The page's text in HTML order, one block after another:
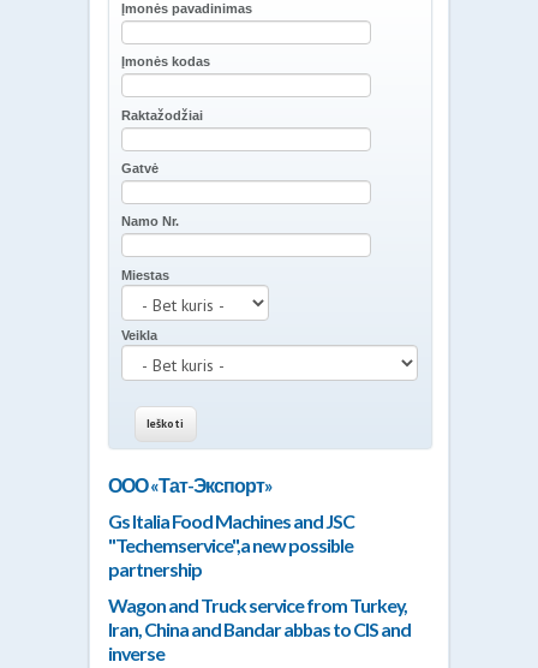
Įmonės pavadinimas
Įmonės kodas
Raktažodžiai
Gatvė
Namo Nr.
Miestas
Veikla
ООО «Тат-Экспорт»
Gs Italia Food Machines and JSC
"Techemservice",a new possible
partnership
Wagon and Truck service from Turkey,
Iran, China and Bandar abbas to CIS and
inverse